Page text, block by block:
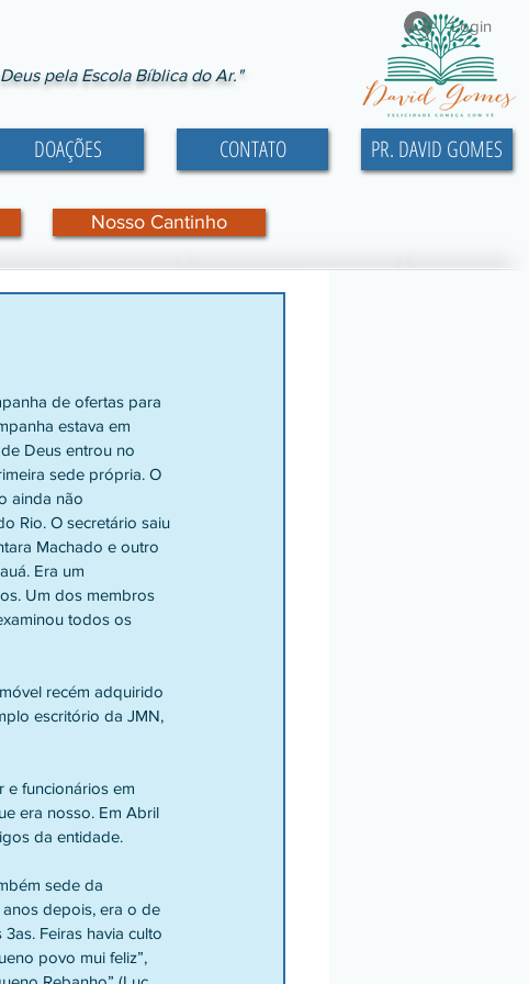
Login
pela Escola Bíblica do Ar."
DOAÇÕES CONTATO PR. DAVID GOMES
Nosso Cantinho
de ofertas para
estava em
Deus entrou no
sede própria. O
ainda não
Rio. O secretário saiu
Machado e outro
Era um
Um dos membros
todos os
recém adquirido
escritório da JMN,
e funcionários em
era nosso. Em Abril
da entidade.
sede da
depois, era o de
Feiras havia culto
povo mui feliz”,